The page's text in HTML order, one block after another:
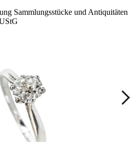
Sammlungsstücke und Antiquitäten